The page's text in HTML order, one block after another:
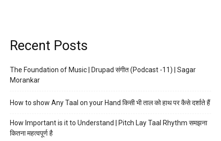
Recent Posts
The Foundation of Music | Drupad संगीत (Podcast -11) | Sagar
Morankar
How to show Any Taal on your Hand किसी भी ताल को हाथ पर कैसे दर्शाते हैं
How Important is it to Understand | Pitch Lay Taal Rhythm समझना
कितना महत्वपूर्ण है